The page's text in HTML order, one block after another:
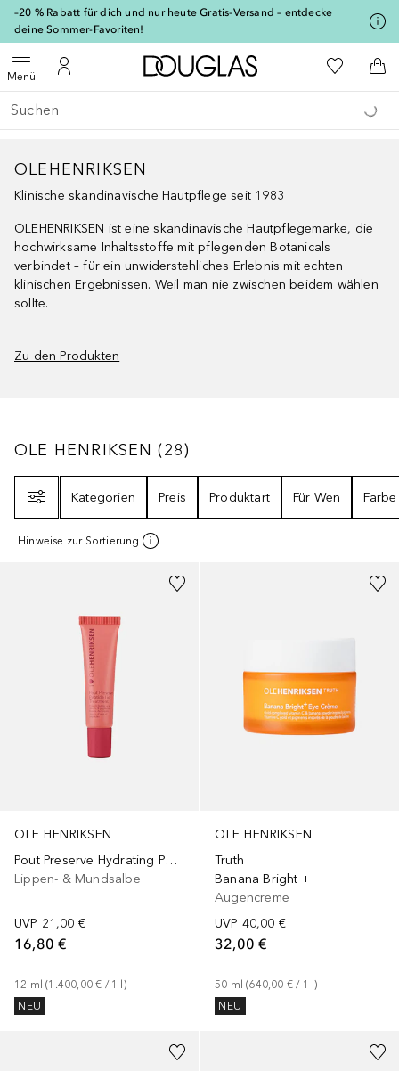
–20 % Rabatt für dich und nur heute Gratis-Versand – entdecke
deine Sommer-Favoriten!
MenüMenü öffnenZu Meinem Kundenkonto
Zur Douglas Startseite
Zu Meiner
Gehe zurück
Suche ausführen
OLEHENRIKSEN
Klinische skandinavische Hautpflege seit 1983
OLEHENRIKSEN ist eine skandinavische Hautpflegemarke, die
hochwirksame Inhaltsstoffe mit pflegenden Botanicals
verbindet – für ein unwiderstehliches Erlebnis mit echten
klinischen Ergebnissen. Weil man nie zwischen beidem wählen
sollte.
Zu den Produkten
OLE HENRIKSEN28
OLE HENRIKSEN (28)
Kategorien
Preis Produktart Für Wen Farbe
Hinweise zur Sortierung
OLE HENRIKSEN
Pout Preserve Hydrating Peptide
Lippen- & Mundsalbe
UVP 21,00 €
16,80 €
12 ml (1.400,00 € / 1
)
NEU
+4
OLE HENRIKSEN
Truth
Banana Bright +
Augencreme
UVP 40,00 €
32,00 €
50 ml (640,00 € / 1 l)
NEU
Größe
[navigation.slideout.screenreader]